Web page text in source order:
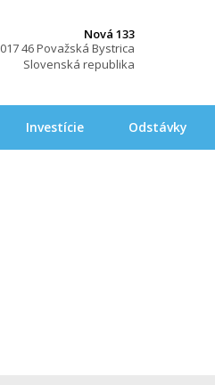
Nová 133
017 46 Považská Bystrica
Slovenská republika
Investície Odstávky